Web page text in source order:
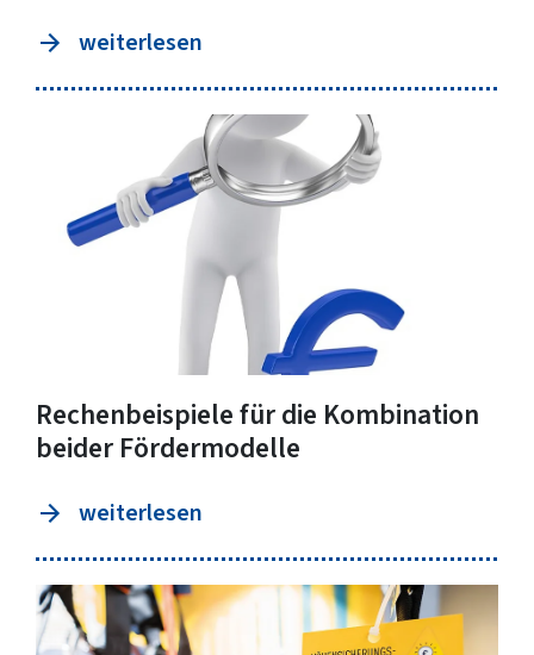
weiterlesen
Rechenbeispiele für die Kombination
beider Fördermodelle
weiterlesen